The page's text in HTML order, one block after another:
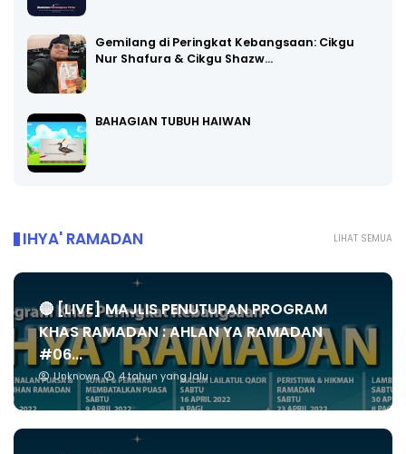
Gemilang di Peringkat Kebangsaan: Cikgu
Nur Shafura & Cikgu Shazw…
BAHAGIAN TUBUH HAIWAN
LIHAT SEMUA
IHYA' RAMADAN
🔴 [LIVE] MAJLIS PENUTUPAN PROGRAM
KHAS RAMADAN : AHLAN YA RAMADAN
#06...
Unknown 4 tahun yang lalu